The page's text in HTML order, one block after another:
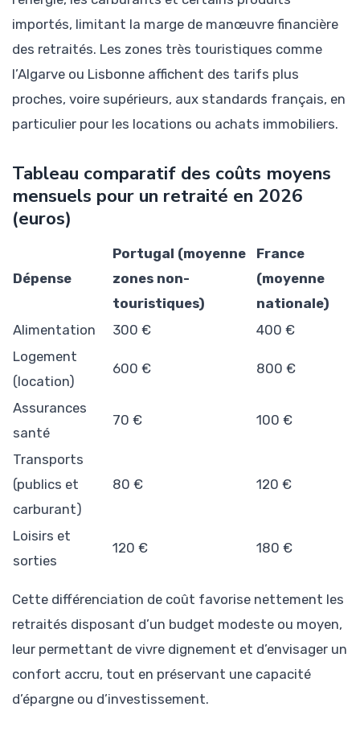
importés, limitant la marge de manœuvre financière
des retraités. Les zones très touristiques comme
l’Algarve ou Lisbonne affichent des tarifs plus
proches, voire supérieurs, aux standards français, en
particulier pour les locations ou achats immobiliers.
Tableau comparatif des coûts moyens
mensuels pour un retraité en 2026
(euros)
Dépense
Portugal (moyenne
zones non-
touristiques)
France
(moyenne
nationale)
Alimentation
300 €
400 €
Logement
(location)
600 € 800 €
Assurances
santé
70 € 100 €
Transports
(publics et
carburant)
80 € 120 €
Loisirs et
sorties
120 € 180 €
Cette différenciation de coût favorise nettement les
retraités disposant d’un budget modeste ou moyen,
leur permettant de vivre dignement et d’envisager un
confort accru, tout en préservant une capacité
d’épargne ou d’investissement.